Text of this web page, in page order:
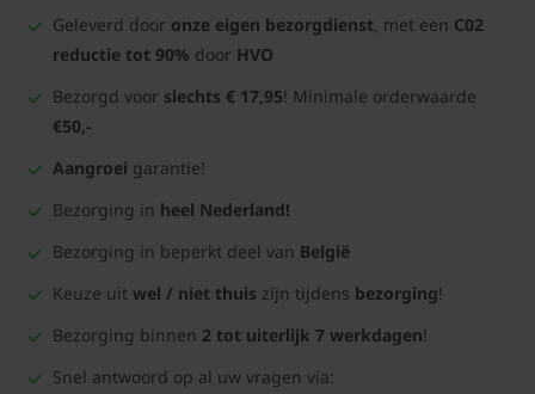
Geleverd door onze eigen bezorgdienst, met een C02
reductie tot 90% door HVO
Bezorgd voor slechts € 17,95! Minimale orderwaarde
€50,-
Aangroei garantie!
Bezorging in heel Nederland!
Bezorging in beperkt deel van België
Keuze uit wel / niet thuis zijn tijdens bezorging!
Bezorging binnen 2 tot uiterlijk 7 werkdagen!
Snel antwoord op al uw vragen via: